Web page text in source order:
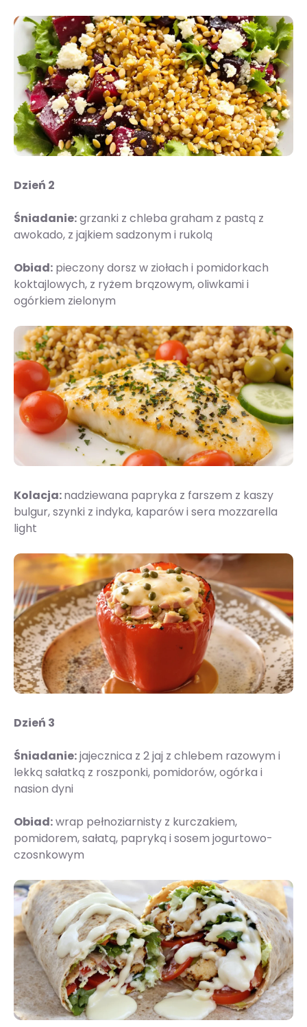
Dzień 2
Śniadanie:grzanki z chleba graham z pastą z
awokado, z jajkiem sadzonym i rukolą
Obiad: pieczony dorsz w ziołach i pomidorkach
koktajlowych, z ryżem brązowym, oliwkami i
ogórkiem zielonym
Kolacja:nadziewana papryka z farszem z kaszy
bulgur, szynki z indyka, kaparów i sera mozzarella
light
Dzień 3
Śniadanie:jajecznica z 2 jaj z chlebem razowym i
lekką sałatką z roszponki, pomidorów, ogórka i
nasion dyni
Obiad:wrap pełnoziarnisty z kurczakiem,
pomidorem, sałatą, papryką i sosem jogurtowo-
czosnkowym